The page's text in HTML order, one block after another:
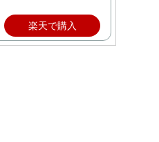
楽天で購入